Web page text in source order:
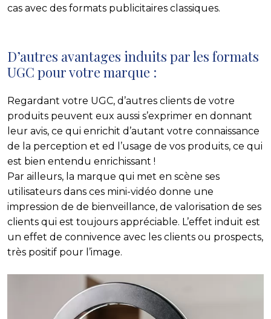
cas avec des formats publicitaires classiques.
D’autres avantages induits par les formats
UGC pour votre marque :
Regardant votre UGC, d’autres clients de votre
produits peuvent eux aussi s’exprimer en donnant
leur avis, ce qui enrichit d’autant votre connaissance
de la perception et ed l’usage de vos produits, ce qui
est bien entendu enrichissant !
Par ailleurs, la marque qui met en scène ses
utilisateurs dans ces mini-vidéo donne une
impression de de bienveillance, de valorisation de ses
clients qui est toujours appréciable. L’effet induit est
un effet de connivence avec les clients ou prospects,
très positif pour l’image.